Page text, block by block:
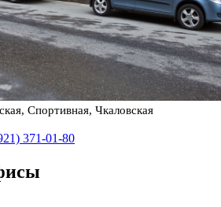
Спортивная, Чкаловская
371-01-80